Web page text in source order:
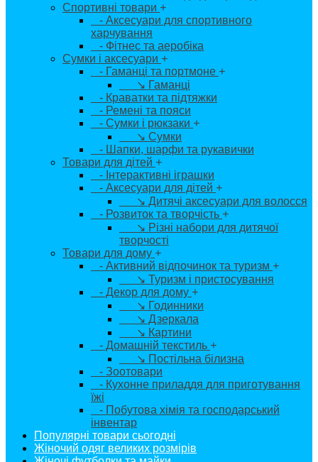
Спортивні товари +
- Аксесуари для спортивного
харчування
- Фітнес та аеробіка
Сумки і аксесуари +
- Гаманці та портмоне +
↘ Гаманці
- Краватки та підтяжки
- Ремені та пояси
- Сумки і рюкзаки +
↘ Сумки
- Шапки, шарфи та рукавички
Товари для дітей +
- Інтерактивні іграшки
- Аксесуари для дітей +
↘ Дитячі аксесуари для волосся
- Розвиток та творчість +
↘ Різні набори для дитячої
творчості
Товари для дому +
- Активний відпочинок та туризм +
↘ Туризм і пристосування
- Декор для дому +
↘ Годинники
↘ Дзеркала
↘ Картини
- Домашній текстиль +
↘ Постільна білизна
- Зоотовари
- Кухонне приладдя для приготування
їжі
- Побутова хімія та господарський
інвентар
Популярні товари сьогодні
Жіночий одяг великих розмірів